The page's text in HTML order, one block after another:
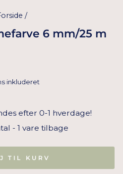
/
6 mm/25 m
inkluderet
efter 0-1 hverdage!
- 1 vare tilbage
TIL KURV